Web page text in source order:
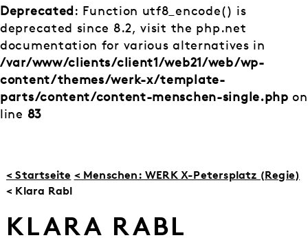
Deprecated: Function utf8_encode() is
deprecated since 8.2, visit the php.net
documentation for various alternatives in
/var/www/clients/client1/web21/web/wp-
content/themes/werk-x/template-
parts/content/content-menschen-single.php on
line 83
< Startseite < Menschen: WERK X-Petersplatz (Regie)
< Klara Rabl
KLARA RABL